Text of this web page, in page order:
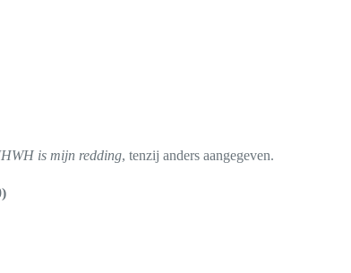
is mijn redding, tenzij anders aangegeven.